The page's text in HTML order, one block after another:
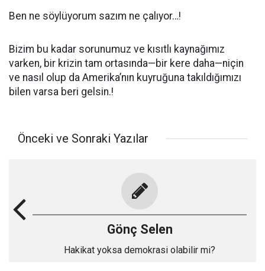
Ben ne söylüyorum sazım ne çalıyor…!
Bizim bu kadar sorunumuz ve kısıtlı kaynağımız
varken, bir krizin tam ortasında—bir kere daha—niçin
ve nasıl olup da Amerika’nın kuyruğuna takıldığımızı
bilen varsa beri gelsin.!
Önceki ve Sonraki Yazılar
Gönç Selen
Hakikat yoksa demokrasi olabilir mi?